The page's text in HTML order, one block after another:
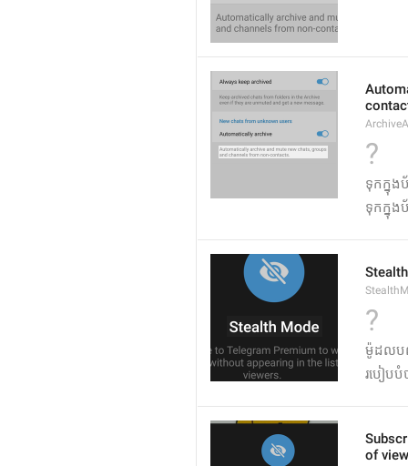
?
ទុកក្នុង
ទុកក្នុង
?
ម៉ូដលប
របៀបបំ
of